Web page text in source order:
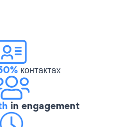
контактах
in engagement